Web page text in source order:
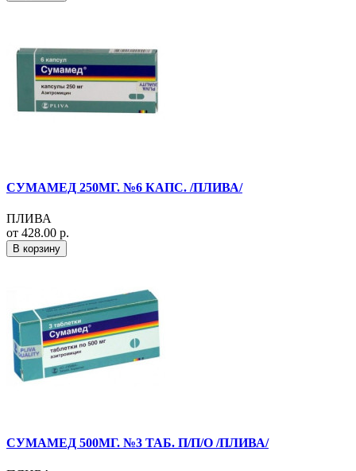
СУМАМЕД 250МГ. №6 КАПС. /ПЛИВА/
ПЛИВА
от 428.00 р.
В корзину
СУМАМЕД 500МГ. №3 ТАБ. П/П/О /ПЛИВА/